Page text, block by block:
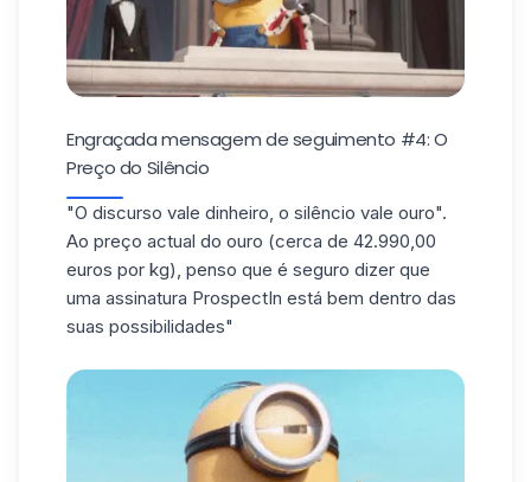
Engraçada mensagem de seguimento #4: O
Preço do Silêncio
"O discurso vale dinheiro, o silêncio vale ouro".
Ao preço actual do ouro (cerca de 42.990,00
euros por kg), penso que é seguro dizer que
uma assinatura ProspectIn está bem dentro das
suas possibilidades"